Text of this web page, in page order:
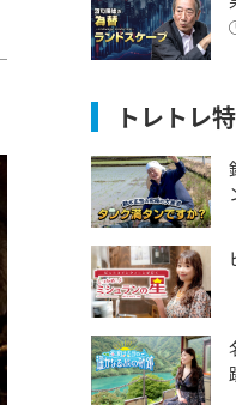
トレトレ